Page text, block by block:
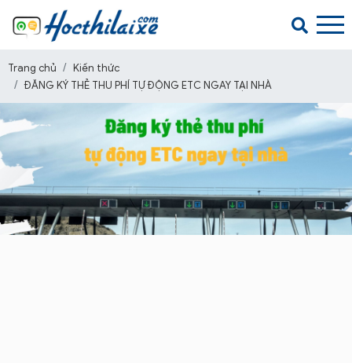
Trang chủ
Kiến thức
ĐĂNG KÝ THẺ THU PHÍ TỰ ĐỘNG ETC NGAY TẠI NHÀ